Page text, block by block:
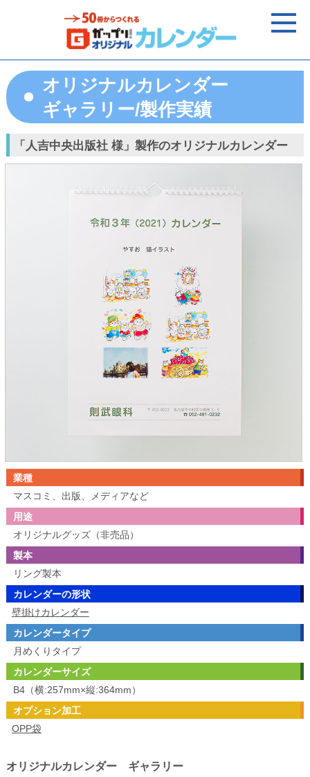
オリジナルカレンダー
ギャラリー/製作実績
「人吉中央出版社 様」製作のオリジナルカレンダー
業種
マスコミ、出版、メディアなど
用途
オリジナルグッズ（非売品）
製本
リング製本
カレンダーの形状
壁掛けカレンダー
カレンダータイプ
月めくりタイプ
カレンダーサイズ
B4（横:257mm×縦:364mm）
オプション加工
OPP袋
オリジナルカレンダー ギャラリー